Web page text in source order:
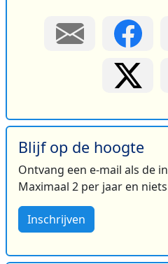
Blijf op de hoogte
Ontvang een e-mail als de
Maximaal 2 per jaar en
Inschrijven